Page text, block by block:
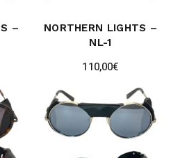
–
NORTHERN LIGHTS –
NL-1
110,00€